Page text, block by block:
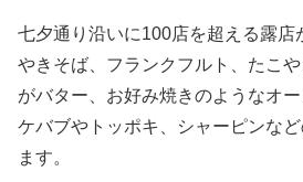
七夕通り沿いに100店を超える露店
やきそば、フランクフルト、たこ
がバター、お好み焼きのようなオ
ケバブやトッポキ、シャーピンな
ます。